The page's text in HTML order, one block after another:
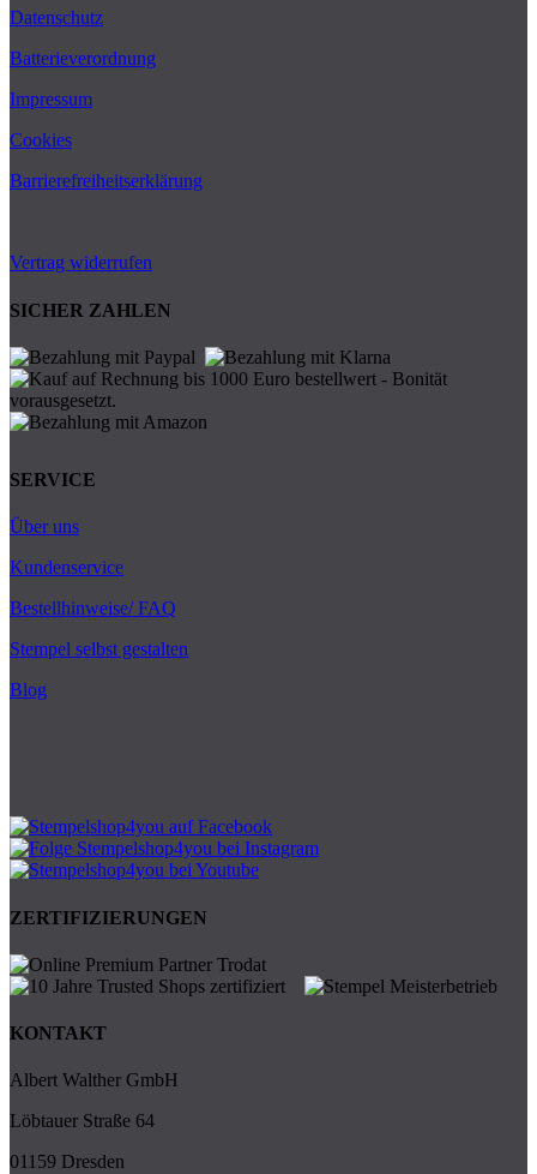
Datenschutz
Batterieverordnung
Impressum
Cookies
Barrierefreiheitserklärung
Vertrag widerrufen
SICHER ZAHLEN
SERVICE
Über uns
Kundenservice
Bestellhinweise/ FAQ
Stempel selbst gestalten
Blog
ZERTIFIZIERUNGEN
KONTAKT
Albert Walther GmbH
Löbtauer Straße 64
01159 Dresden